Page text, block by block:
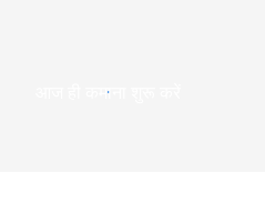
आज ही कमाना शुरू करें